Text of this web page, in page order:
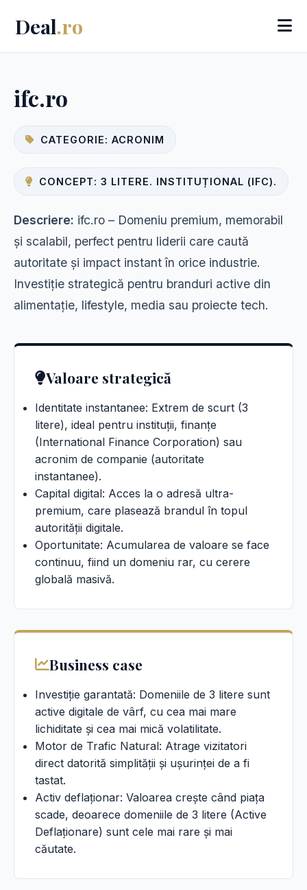
Deal.ro
ifc.ro
CATEGORIE: ACRONIM
CONCEPT: 3 LITERE. INSTITUȚIONAL (IFC).
Descriere: ifc.ro – Domeniu premium, memorabil
și scalabil, perfect pentru liderii care caută
autoritate și impact instant în orice industrie.
Investiție strategică pentru branduri active din
alimentație, lifestyle, media sau proiecte tech.
Valoare strategică
Identitate instantanee: Extrem de scurt (3
litere), ideal pentru instituții, finanțe
(International Finance Corporation) sau
acronim de companie (autoritate
instantanee).
Capital digital: Acces la o adresă ultra-
premium, care plasează brandul în topul
autorității digitale.
Oportunitate: Acumularea de valoare se face
continuu, fiind un domeniu rar, cu cerere
globală masivă.
Business case
Investiție garantată: Domeniile de 3 litere sunt
active digitale de vârf, cu cea mai mare
lichiditate și cea mai mică volatilitate.
Motor de Trafic Natural: Atrage vizitatori
direct datorită simplității și ușurinței de a fi
tastat.
Activ deflaționar: Valoarea crește când piața
scade, deoarece domeniile de 3 litere (Active
Deflaționare) sunt cele mai rare și mai
căutate.